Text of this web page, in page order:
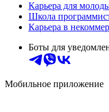
Карьера для
Школа
Карьера в
Боты для
Мобильное приложение